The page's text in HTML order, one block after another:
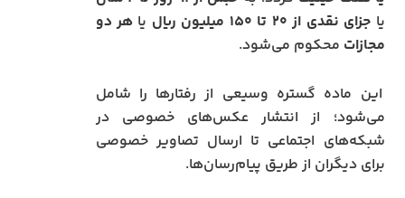
یا جزای نقدی از ۲۰ تا ۱۵۰ میلیون ریال یا هر دو
مجازات محکوم می‌شود.
این ماده گستره وسیعی از رفتارها را شامل
می‌شود؛ از انتشار عکس‌های خصوصی در
شبکه‌های اجتماعی تا ارسال تصاویر خصوصی
برای دیگران از طریق پیام‌رسان‌ها.